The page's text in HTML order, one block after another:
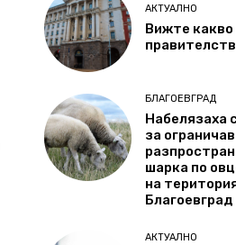
АКТУАЛНО
Вижте
БЛАГОЕВГРАД
Набелязаха
за
шарка по
на
Благоевград
АКТУАЛНО